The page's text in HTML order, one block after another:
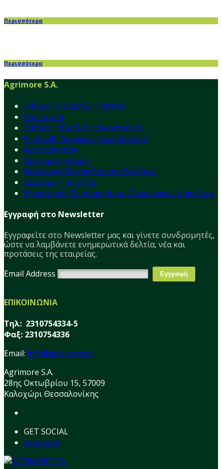
Περισσότερα
Περισσότερα
Agrimore S.A.
Σπόρος (Ποικιλία) Πατάτας
Κηπευτικά
Σπόρος (Υβρίδιο) Καλαμποκιού
Ψυχανθή Λειμώνες Χορτοδοτικά
Θρέψη Φυτών
Διάφοροι Σπόροι
Βιολογική Καταπολέμηση Εντόμων
Διάφορα Προϊόντα
Εξοπλισμός Θερμοκηπίων- Οπωρώνων- Αμπελιού
Εγγραφή στο Newsletter
Εγγραφείτε στο Νewsletter μας και γίνετε συνδρομητές,
ώστε να λαμβάνετε ενημερωτικά δελτία, νέα και
προτάσεις της εταιρείας.
Email Address
ΕΠΙΚΟΙΝΩΝΙΑ
Τηλ: 2310754334-5
Φαξ: 2310754336
Email: info@agrimore.gr
Agrimore S.A.
28ης Οκτωβρίου 15, 57009
Καλοχώρι Θεσσαλονίκης
GET SOCIAL
Facebook